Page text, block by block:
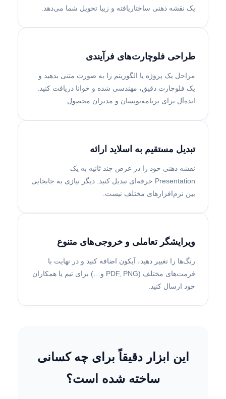
یک نقشه ذهنی ساختاریافته و زیبا تحویل شما می‌دهد.
طراحی فلوچارت‌های فرآیندی
مراحل یک پروژه یا الگوریتم را به صورت متنی بدهید و
یک فلوچارت دقیق، مهندسی شده و خوانا دریافت کنید.
ایده‌آل برای برنامه‌نویسان و مدیران محصول.
تبدیل مستقیم به اسلاید ارائه
نقشه ذهنی خود را در عرض چند ثانیه به یک
Presentation حرفه‌ای تبدیل کنید. دیگر نیازی به جابجایی
بین نرم‌افزارهای مختلف نیست.
ویرایشگر تعاملی و خروجی‌های متنوع
رنگ‌ها را تغییر دهید، آیکون اضافه کنید و در نهایت با
فرمت‌های مختلف (PDF, PNG و…) برای تیم یا همکاران
خود ارسال کنید.
این ابزار دقیقاً برای چه کسانی
ساخته شده است؟